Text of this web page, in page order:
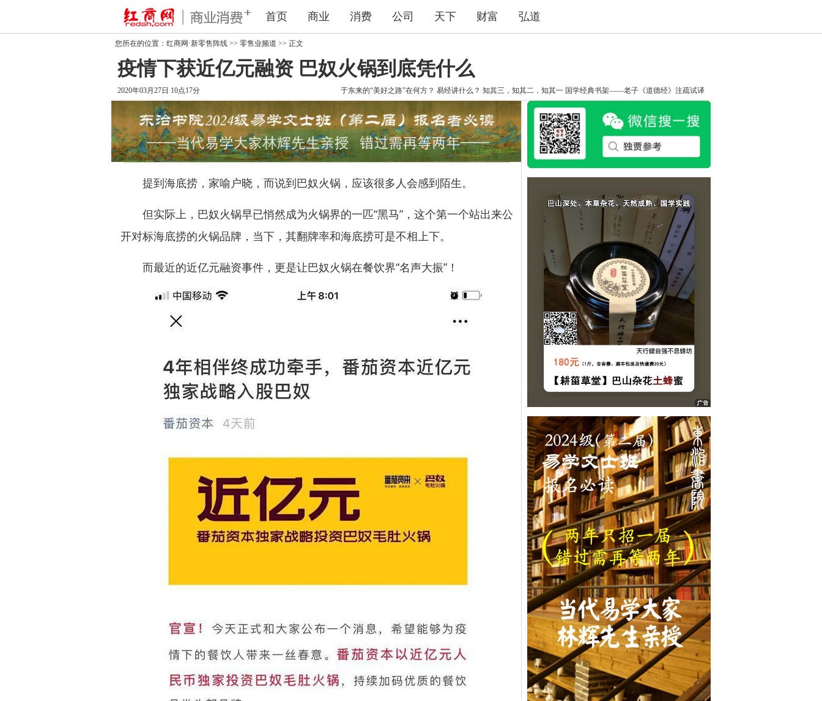
首页 商业 消费 公司 天下 财富 弘道
您所在的位置： 红商网·新零售阵线 >> 零售业频道 >> 正文
疫情下获近亿元融资 巴奴火锅到底凭什么
2020年03月27日 10点17分 于东来的“美好之路”在何方？ 易经讲什么？ 知其三，知其二，知其一 国学经典书架——老子《道德经》注疏试译
提到海底捞，家喻户晓，而说到巴奴火锅，应该很多人会感到陌生。
但实际上，巴奴火锅早已悄然成为火锅界的一匹“黑马”，这个第一个站出来公
开对标海底捞的火锅品牌，当下，其翻牌率和海底捞可是不相上下。
而最近的近亿元融资事件，更是让巴奴火锅在餐饮界“名声大振”！